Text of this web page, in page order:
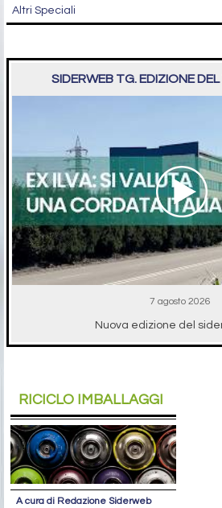
Altri Speciali
SIDERWEB TG. EDIZIONE
7 agosto 2026
Nuova edizione del
RICICLO IMBALLAGGI
A cura di Redazione Siderweb